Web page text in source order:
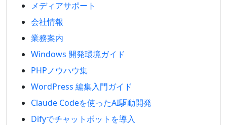
メディアサポート
会社情報
業務案内
Windows 開発環境ガイド
PHPノウハウ集
WordPress 編集入門ガイド
Claude Codeを使ったAI駆動開発
Difyでチャットボットを導入